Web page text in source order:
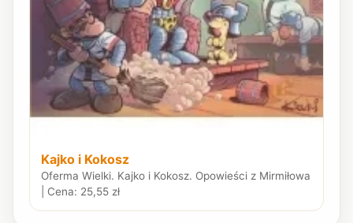
Kajko i Kokosz
Oferma Wielki. Kajko i Kokosz. Opowieści z Mirmiłowa
| Cena: 25,55 zł